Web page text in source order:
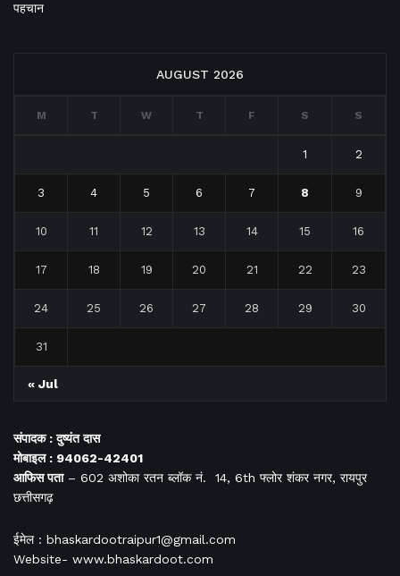
पहचान
AUGUST 2026
M T W T F S S
1 2
3 4 5 6 7 8 9
10 11 12 13 14 15 16
17 18 19 20 21 22 23
24 25 26 27 28 29 30
31
« Jul
संपादक : दुष्यंत दास
मोबाइल : 94062-42401
आफिसपता– 602 अशोका रतन ब्लॉक नं. 14, 6th फ्लोर शंकर नगर, रायपुर
छत्तीसगढ़
ईमेल : bhaskardootraipur1@gmail.com
Website- www.bhaskardoot.com